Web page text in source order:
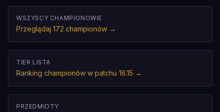
WSZYSCY CHAMPIONOWIE
Przeglądaj 172 championów →
TIER LISTA
Ranking championów w patchu 16.15 →
PRZEDMIOTY